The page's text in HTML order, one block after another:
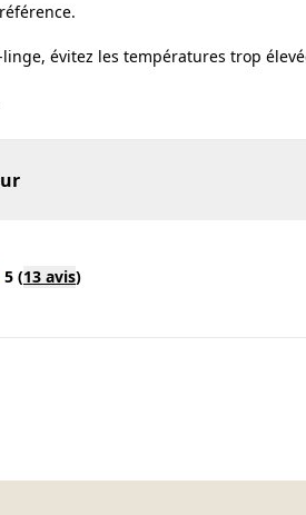
évitez les températures trop
5 (13 avis)